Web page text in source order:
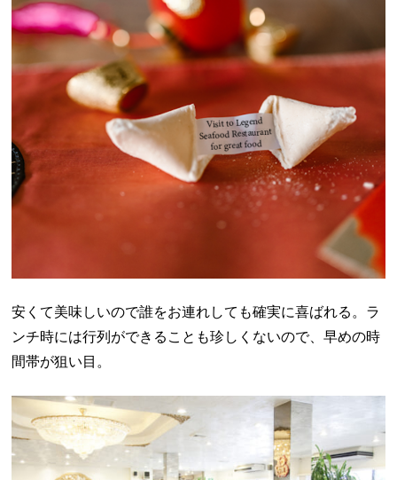
安くて美味しいので誰をお連れしても確実に喜ばれる。ラ
ンチ時には行列ができることも珍しくないので、早めの時
間帯が狙い目。